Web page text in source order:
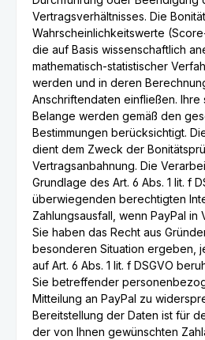
Vertragsverhältnisses. Die
Wahrscheinlichkeitswerte
die auf Basis wissenschaftlich
mathematisch-statistischer
werden und in deren
Anschriftendaten einfließen. Ihre
Belange werden gemäß den
Bestimmungen berücksichtigt.
dient dem Zweck der
Vertragsanbahnung. Die
Grundlage des Art. 6 Abs. 1 lit. f
überwiegenden berechtigten
Zahlungsausfall, wenn PayPal in
Sie haben das Recht aus
besonderen Situation ergeben,
auf Art. 6 Abs. 1 lit. f DSGVO
Sie betreffender
Mitteilung an PayPal zu
Bereitstellung der Daten ist für
der von Ihnen gewünschten